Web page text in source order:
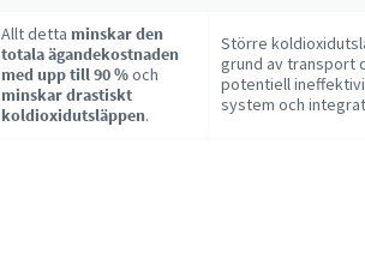
Allt detta minskar den
totala ägandekostnaden
med upp till 90 %och
minskar drastiskt
koldioxidutsläppen.
Större
grund av transport
potentiell
system och